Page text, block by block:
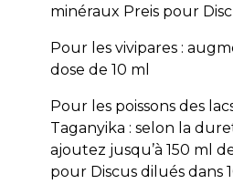
minéraux Preis pour
Pour les vivipares :
dose de 10 ml
Pour les poissons des
Taganyika : selon la
ajoutez jusqu’à 150 ml
pour Discus dilués dans